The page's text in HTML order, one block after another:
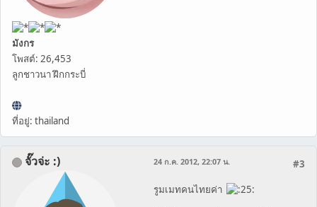
มังกร
โพสต์: 26,453
ลูกชาวนา ฝึกกระบี่
ที่อยู่: thailand
จั๊วจ่ะ :) #3
24 ก.ค. 2012, 22:07 น.
รูมเมทคนไทยค่า